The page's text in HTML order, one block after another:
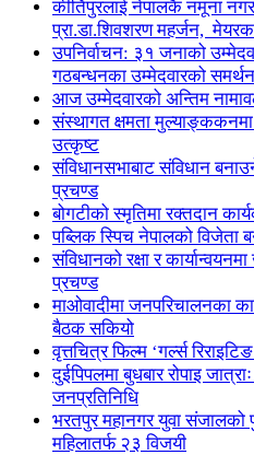
कीर्तिपुरलाई नेपालकै नमूना
प्रा.डा.शिवशरण महर्जन,
उपनिर्वाचन: ३१ जनाको
गठबन्धनका उम्मेदवारको
आज उम्मेदवारको अन्तिम
संस्थागत क्षमता
उत्कृष्ट
संविधानसभाबाट संविधान
प्रचण्ड
बोगटीको स्मृतिमा रक्तदान
पब्लिक स्पिच नेपालको विजेता
संविधानको रक्षा र
प्रचण्ड
माओवादीमा जनपरिचालनका
बैठक सकियो
वृत्तचित्र फिल्म ‘गर्ल्स
दुईपिपलमा बुधबार रोपाइ
जनप्रतिनिधि
भरतपुर महानगर युवा
महिलातर्फ २३ विजयी